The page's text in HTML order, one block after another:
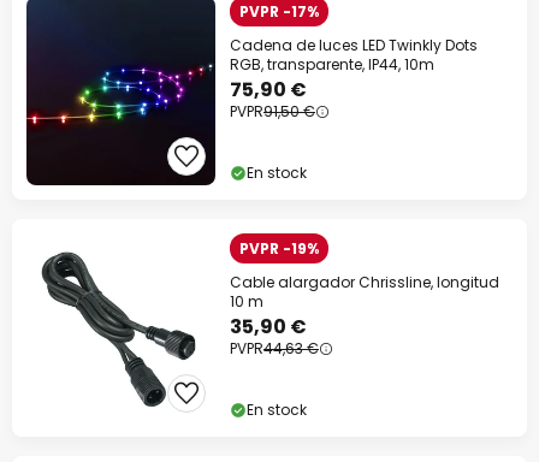
PVPR -17%
Cadena de luces LED Twinkly Dots
RGB, transparente, IP44, 10m
75,90 €
PVPR91,50 €
En stock
PVPR -19%
Cable alargador Chrissline, longitud
10 m
35,90 €
PVPR44,63 €
En stock